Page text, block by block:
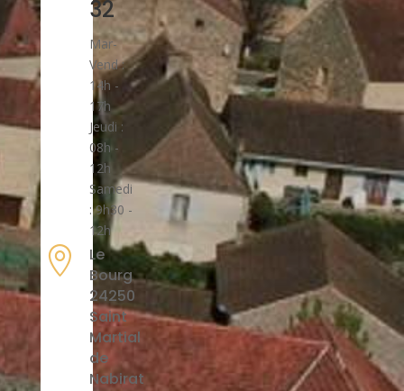
32
Mar-
Vend :
14h -
17h
Jeudi :
08h -
12h
Samedi
: 9h30 -
12h

Le
Bourg
24250
Saint
Martial
de
Nabirat